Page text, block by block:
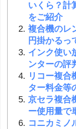
いくら？計
をご紹介
複合機のレ
円掛かるっ
インク使い
ンターの評
リコー複合
ター料金等
京セラ複合
ー使用量で
コニカミノ